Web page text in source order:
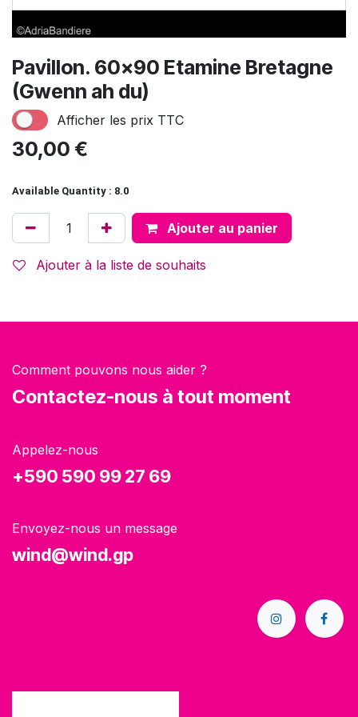
Pavillon. 60x90 Etamine Bretagne
(Gwenn ah du)
Afficher les prix TTC
30,00 €
Available Quantity : 8.0
Ajouter au panier
Ajouter à la liste de souhaits
Comment pouvons nous aider ?
Contactez-nous à tout moment
Appelez-nous
+590 590 99 27 69
Envoyez-nous un message
wind@wind.gp